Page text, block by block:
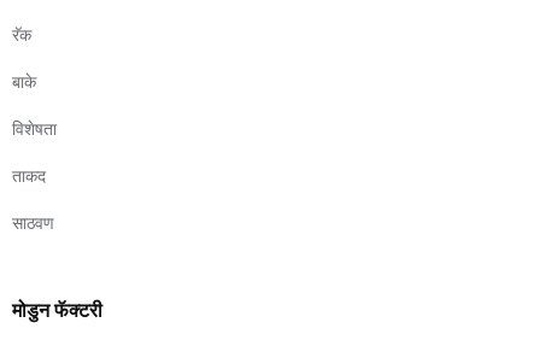
रॅक
बाके
विशेषता
ताकद
साठवण
मोडुन फॅक्टरी